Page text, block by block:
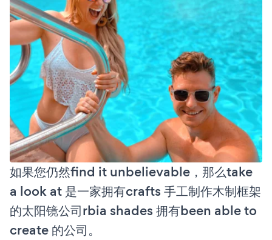
如果您仍然find it unbelievable，那么take
a look at 是一家拥有crafts 手工制作木制框架
的太阳镜公司rbia shades 拥有been able to
create 的公司。